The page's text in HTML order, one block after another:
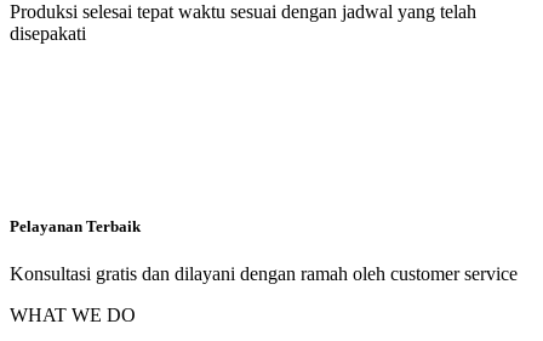
Produksi selesai tepat waktu sesuai dengan jadwal yang telah
disepakati
Pelayanan Terbaik
Konsultasi gratis dan dilayani dengan ramah oleh customer service
WHAT WE DO